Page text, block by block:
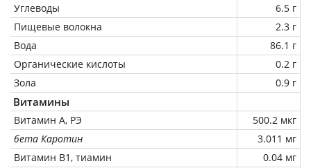
Углеводы
6.5 г
Пищевые волокна
2.3 г
Вода
86.1 г
Органические кислоты
0.2 г
Зола
0.9 г
Витамины
Витамин А, РЭ
500.2 мкг
бета Каротин
3.011 мг
Витамин В1, тиамин
0.04 мг